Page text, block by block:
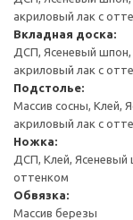
акриловый лак с
Вкладная доска:
ДСП, Ясеневый
акриловый лак с
Подстолье:
Массив сосны, Клей,
акриловый лак с
Ножка:
ДСП, Клей,
оттенком
Обвязка:
Массив березы